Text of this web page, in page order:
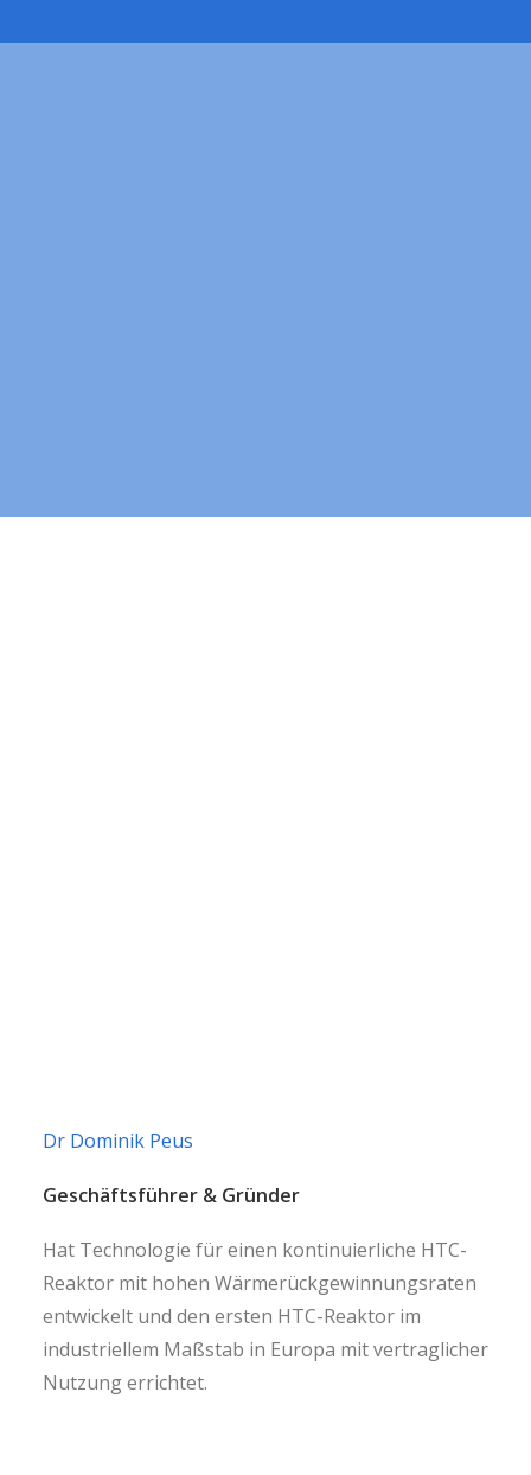
Dr Dominik Peus
Geschäftsführer & Gründer
Hat Technologie für einen kontinuierliche HTC-
Reaktor mit hohen Wärmerückgewinnungsraten
entwickelt und den ersten HTC-Reaktor im
industriellem Maßstab in Europa mit vertraglicher
Nutzung errichtet.